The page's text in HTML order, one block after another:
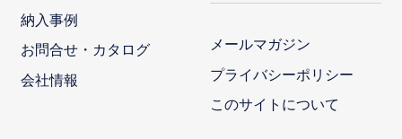
納入事例
お問合せ・カタログ
会社情報
メールマガジン
プライバシーポリシー
このサイトについて